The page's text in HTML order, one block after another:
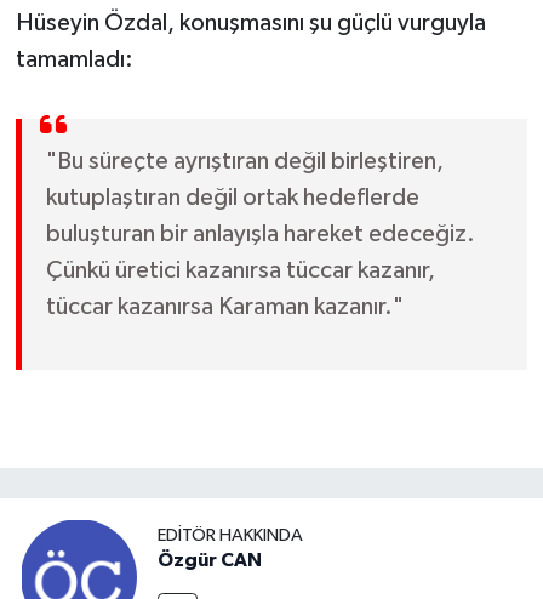
Hüseyin Özdal, konuşmasını şu güçlü vurguyla
tamamladı:
"Bu süreçte ayrıştıran değil birleştiren,
kutuplaştıran değil ortak hedeflerde
buluşturan bir anlayışla hareket edeceğiz.
Çünkü üretici kazanırsa tüccar kazanır,
tüccar kazanırsa Karaman kazanır."
EDITÖR HAKKINDA
Özgür CAN